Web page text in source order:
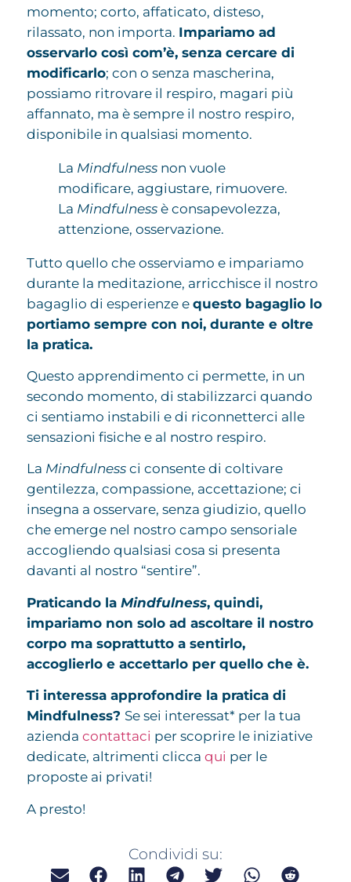
momento; corto, affaticato, disteso,
rilassato, non importa. Impariamo ad
osservarlo così com’è, senza cercare di
modificarlo; con o senza mascherina,
possiamo ritrovare il respiro, magari più
affannato, ma è sempre il nostro respiro,
disponibile in qualsiasi momento.
La Mindfulness non vuole
modificare, aggiustare, rimuovere.
La Mindfulnessè consapevolezza,
attenzione, osservazione.
Tutto quello che osserviamo e impariamo
durante la meditazione, arricchisce il nostro
bagaglio di esperienze e questo bagaglio lo
portiamo sempre con noi, durante e oltre
la pratica.
Questo apprendimento ci permette, in un
secondo momento, di stabilizzarci quando
ci sentiamo instabili e di riconnetterci alle
sensazioni fisiche e al nostro respiro.
La Mindfulness ci consente di coltivare
gentilezza, compassione, accettazione; ci
insegna a osservare, senza giudizio, quello
che emerge nel nostro campo sensoriale
accogliendo qualsiasi cosa si presenta
davanti al nostro “sentire”.
Praticando la Mindfulness, quindi,
impariamo non solo ad ascoltare il nostro
corpo ma soprattutto a sentirlo,
accoglierlo e accettarlo per quello che è.
Ti interessa approfondire la pratica di
Mindfulness? Se sei interessat* per la tua
azienda contattaci per scoprire le iniziative
dedicate, altrimenti clicca qui per le
proposte ai privati!
A presto!
Condividi su: